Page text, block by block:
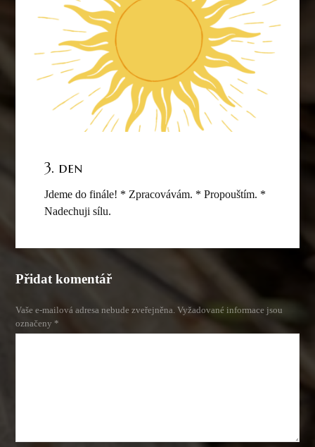
3. den
Jdeme do finále! * Zpracovávám. * Propouštím. *
Nadechuji sílu.
Přidat komentář
Vaše e-mailová adresa nebude zveřejněna. Vyžadované informace jsou
označeny *